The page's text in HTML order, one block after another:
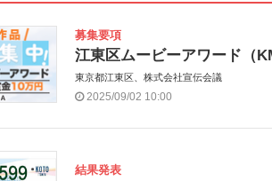
募集要項
江東区ムービーアワード（
東京都江東区、株式会社宣伝会議
2025/09/02 10:00
結果発表